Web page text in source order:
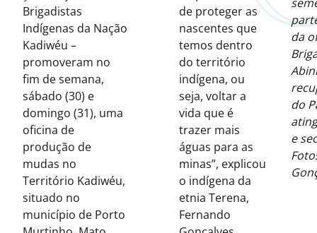
Brigadistas
Indígenas da Nação
Kadiwéu –
promoveram no
fim de semana,
sábado (30) e
domingo (31), uma
oficina de
produção de
mudas no
Território Kadiwéu,
situado no
município de Porto
de proteger as
nascentes que
temos dentro
do território
indígena, ou
seja, voltar a
vida que é
trazer mais
águas para as
minas”, explicou
o indígena da
etnia Terena,
Fernando
da
do
e